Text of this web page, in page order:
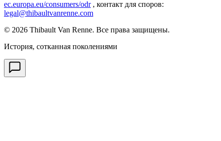
ec.europa.eu/consumers/odr , контакт для споров:
legal@thibaultvanrenne.com
© 2026 Thibault Van Renne. Все права защищены.
История, сотканная поколениями